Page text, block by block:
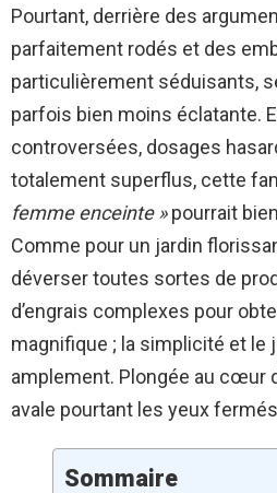
Pourtant, derrière des
parfaitement rodés et des
particulièrement séduisants,
parfois bien moins éclatante.
controversées, dosages
totalement superflus, cette
femme enceinte »pourrait
Comme pour un jardin
déverser toutes sortes de
d’engrais complexes pour
magnifique ; la simplicité et
amplement. Plongée au cœur
avale pourtant les yeux
Sommaire